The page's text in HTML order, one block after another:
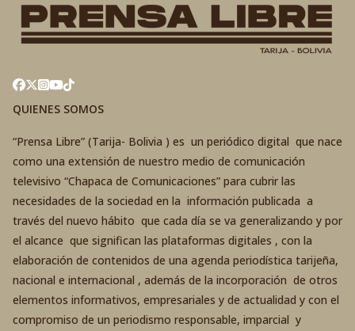
QUIENES SOMOS
“Prensa Libre” (Tarija- Bolivia ) es un periódico digital que nace
como una extensión de nuestro medio de comunicación
televisivo “Chapaca de Comunicaciones” para cubrir las
necesidades de la sociedad en la información publicada a
través del nuevo hábito que cada día se va generalizando y por
el alcance que significan las plataformas digitales , con la
elaboración de contenidos de una agenda periodística tarijeña,
nacional e internacional , además de la incorporación de otros
elementos informativos, empresariales y de actualidad y con el
compromiso de un periodismo responsable, imparcial y